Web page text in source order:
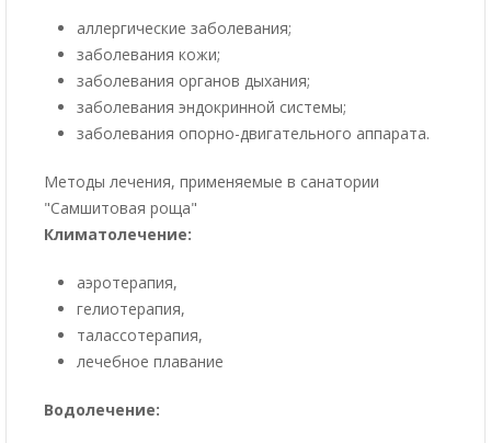
аллергические заболевания;
заболевания кожи;
заболевания органов дыхания;
заболевания эндокринной системы;
заболевания опорно-двигательного аппарата.
Методы лечения, применяемые в санатории
"Самшитовая роща"
Климатолечение:
аэротерапия,
гелиотерапия,
талассотерапия,
лечебное плавание
Водолечение: